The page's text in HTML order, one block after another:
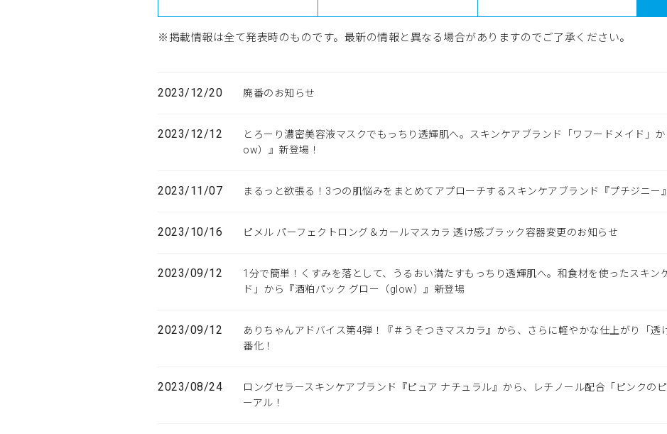
※掲載情報は全て発表時のものです。最新の情報と異なる場合がありますのでご了承ください。
2023/12/20 廃番のお知らせ
2023/12/12
とろーり濃密美容液マスクでもっちり透輝肌へ。スキンケアブランド「ワフードメイド」
ow）』新登場！
2023/11/07 まるっと欲張る！3つの肌悩みをまとめてアプローチするスキンケアブランド『プチジニー
2023/10/16 ピメル パーフェクトロング＆カールマスカラ 透け感ブラック容器変更のお知らせ
2023/09/12
1分で簡単！くすみを落として、うるおい満たすもっちり透輝肌へ。和食材を使ったスキン
ド」から『酒粕パック グロー（glow）』新登場
2023/09/12
ありちゃんアドバイス第4弾！『＃うそつきマスカラ』から、さらに軽やかな仕上がり「透
番化！
2023/08/24
ロングセラースキンケアブランド『ピュア ナチュラル』から、レチノール配合「ピンクの
ーアル！